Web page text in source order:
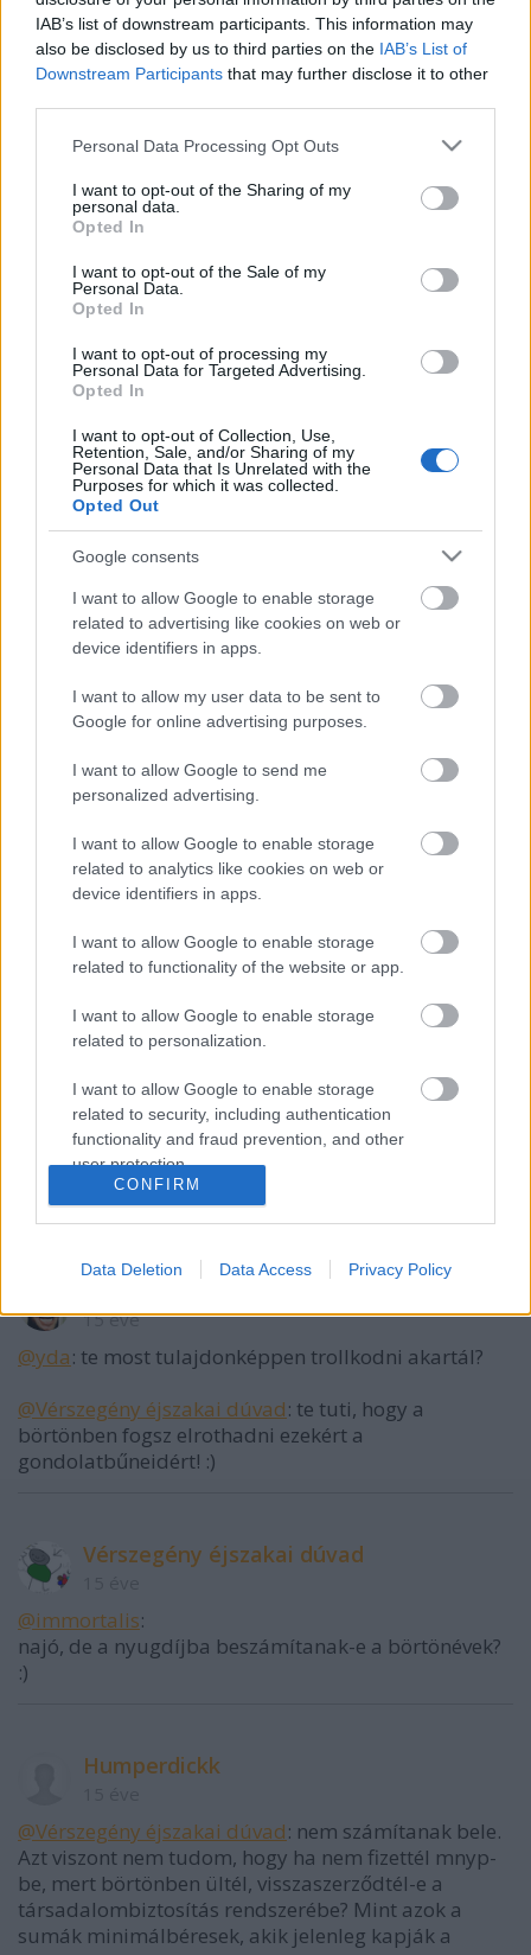
IAB’s list of downstream participants. This information may
also be disclosed by us to third parties on the IAB’s List of
Downstream Participants that may further disclose it to other
Please note that this website/app uses one or more Google
not limited to your visit or usage behaviour. You may click to
grant or deny consent to Google and its third-party tags to
use your data for below specified purposes in below Google
consent section.
Personal Data Processing Opt Outs
I want to opt-out of the Sharing of my
personal data.
Opted In
I want to opt-out of the Sale of my
Personal Data.
Opted In
I want to opt-out of processing my
Personal Data for Targeted Advertising.
Opted In
I want to opt-out of Collection, Use,
Retention, Sale, and/or Sharing of my
Personal Data that Is Unrelated with the
Purposes for which it was collected.
Opted Out
Google consents
I want to allow Google to enable storage
related to advertising like cookies on web or
device identifiers in apps.
I want to allow my user data to be sent to
Google for online advertising purposes.
I want to allow Google to send me
personalized advertising.
I want to allow Google to enable storage
related to analytics like cookies on web or
device identifiers in apps.
I want to allow Google to enable storage
related to functionality of the website or app.
I want to allow Google to enable storage
related to personalization.
I want to allow Google to enable storage
related to security, including authentication
functionality and fraud prevention, and other
user protection.
CONFIRM
Data Deletion Data Access Privacy Policy
A hozzászóláshoz be kell lépned!
yda
Hángörien idiocc=hányingeri idióta
Studt
NEM BAJ, EZEK IS SZÁMON LESZNEK KÉRVE--ÉS
KÚRHATJÁK A SZALAIT --majd a
börtönbe.:DDDDDArogán Toni a Menczelt tolja maj,
a Cserpalkó csontváz a Szalain hancúrozik-Ennyi
marad nekik!!!!!!
Vérszegény éjszakai dúvad
:
@Studt:
"ezek is"
mesélj, miről nem tudok. hát még kik lettek
számonkérve?
15 éve
@yda: te most tulajdonképpen trollkodni akartál?
@Vérszegény éjszakai dúvad: te tuti, hogy a
börtönben fogsz elrothadni ezekért a
gondolatbűneidért! :)
Vérszegény éjszakai dúvad
@immortalis:
najó, de a nyugdíjba beszámítanak-e a börtönévek?
:)
Humperdickk
@Vérszegény éjszakai dúvad: nem számítanak bele.
Azt viszont nem tudom, hogy ha nem fizettél mnyp-
be, mert börtönben ültél, visszaszerződtél-e a
társadalombiztosítás rendszerébe? Mint azok a
sumák minimálbéresek, akik jelenleg kapják a